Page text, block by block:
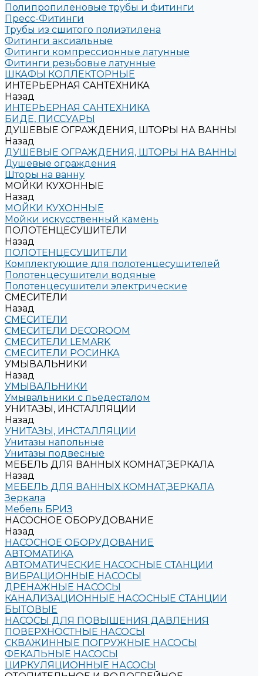
Полипропиленовые трубы и фитинги
Пресс-Фитинги
Трубы из сшитого полиэтилена
Фитинги аксиальные
Фитинги компрессионные латунные
Фитинги резьбовые латунные
ШКАФЫ КОЛЛЕКТОРНЫЕ
ИНТЕРЬЕРНАЯ САНТЕХНИКА
Назад
ИНТЕРЬЕРНАЯ САНТЕХНИКА
БИДЕ, ПИССУАРЫ
ДУШЕВЫЕ ОГРАЖДЕНИЯ, ШТОРЫ НА ВАННЫ
Назад
ДУШЕВЫЕ ОГРАЖДЕНИЯ, ШТОРЫ НА ВАННЫ
Душевые ограждения
Шторы на ванну
МОЙКИ КУХОННЫЕ
Назад
МОЙКИ КУХОННЫЕ
Мойки искусственный камень
ПОЛОТЕНЦЕСУШИТЕЛИ
Назад
ПОЛОТЕНЦЕСУШИТЕЛИ
Комплектующие для полотенцесушителей
Полотенцесушители водяные
Полотенцесушители электрические
СМЕСИТЕЛИ
Назад
СМЕСИТЕЛИ
СМЕСИТЕЛИ DECOROOM
СМЕСИТЕЛИ LEMARK
СМЕСИТЕЛИ РОСИНКА
УМЫВАЛЬНИКИ
Назад
УМЫВАЛЬНИКИ
Умывальники с пьедесталом
УНИТАЗЫ, ИНСТАЛЛЯЦИИ
Назад
УНИТАЗЫ, ИНСТАЛЛЯЦИИ
Унитазы напольные
Унитазы подвесные
МЕБЕЛЬ ДЛЯ ВАННЫХ КОМНАТ,ЗЕРКАЛА
Назад
МЕБЕЛЬ ДЛЯ ВАННЫХ КОМНАТ,ЗЕРКАЛА
Зеркала
Мебель БРИЗ
НАСОСНОЕ ОБОРУДОВАНИЕ
Назад
НАСОСНОЕ ОБОРУДОВАНИЕ
АВТОМАТИКА
АВТОМАТИЧЕСКИЕ НАСОСНЫЕ СТАНЦИИ
ВИБРАЦИОННЫЕ НАСОСЫ
ДРЕНАЖНЫЕ НАСОСЫ
КАНАЛИЗАЦИОННЫЕ НАСОСНЫЕ СТАНЦИИ
БЫТОВЫЕ
НАСОСЫ ДЛЯ ПОВЫШЕНИЯ ДАВЛЕНИЯ
ПОВЕРХНОСТНЫЕ НАСОСЫ
СКВАЖИННЫЕ ПОГРУЖНЫЕ НАСОСЫ
ФЕКАЛЬНЫЕ НАСОСЫ
ЦИРКУЛЯЦИОННЫЕ НАСОСЫ